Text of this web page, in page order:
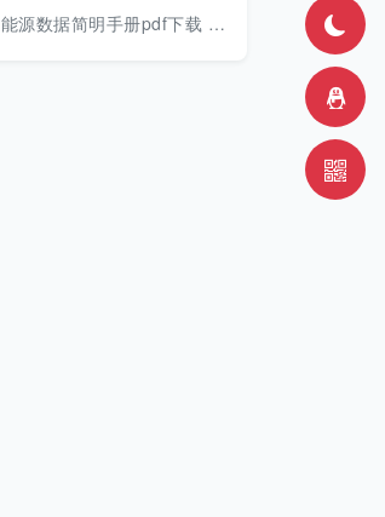
能源数据简明手册pdf下载 2017版